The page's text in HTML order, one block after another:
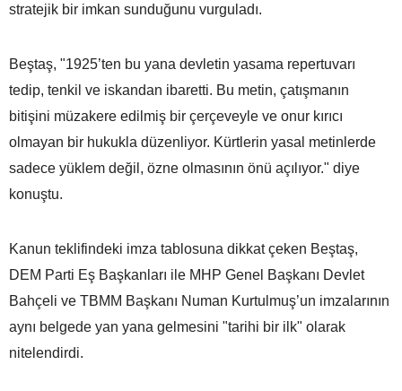
stratejik bir imkan sunduğunu vurguladı.
Beştaş, "1925’ten bu yana devletin yasama repertuvarı
tedip, tenkil ve iskandan ibaretti. Bu metin, çatışmanın
bitişini müzakere edilmiş bir çerçeveyle ve onur kırıcı
olmayan bir hukukla düzenliyor. Kürtlerin yasal metinlerde
sadece yüklem değil, özne olmasının önü açılıyor." diye
konuştu.
Kanun teklifindeki imza tablosuna dikkat çeken Beştaş,
DEM Parti Eş Başkanları ile MHP Genel Başkanı Devlet
Bahçeli ve TBMM Başkanı Numan Kurtulmuş’un imzalarının
aynı belgede yan yana gelmesini "tarihi bir ilk" olarak
nitelendirdi.